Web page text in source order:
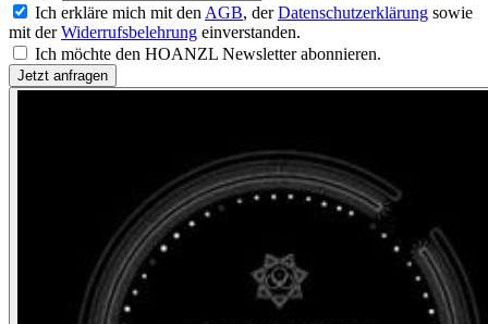
Ich erkläre mich mit den AGB, derDatenschutzerklärung sowie
mit derWiderrufsbelehrung einverstanden.
Ich möchte den HOANZL Newsletter abonnieren.